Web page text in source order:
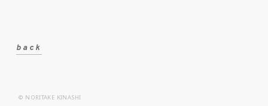
back
© NORITAKE KINASHI